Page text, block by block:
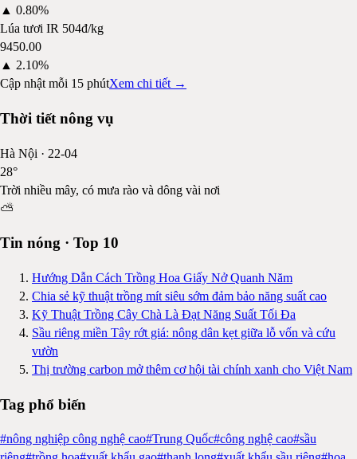
▲ 0.80%
Lúa tươi IR 504đ/kg
9450.00
▲ 2.10%
Cập nhật mỗi 15 phútXem chi tiết →
Thời tiết nông vụ
Hà Nội · 22-04
28°
Trời nhiều mây, có mưa rào và dông vài nơi
⛅
Tin nóng · Top 10
Hướng Dẫn Cách Trồng Hoa Giấy Nở Quanh Năm
Chia sẻ kỹ thuật trồng mít siêu sớm đảm bảo năng suất cao
Kỹ Thuật Trồng Cây Chà Là Đạt Năng Suất Tối Đa
Sầu riêng miền Tây rớt giá: nông dân kẹt giữa lỗ vốn và cứu
vườn
Thị trường carbon mở thêm cơ hội tài chính xanh cho Việt Nam
Tag phổ biến
#nông nghiệp công nghệ cao#Trung Quốc#công nghệ cao#sầu